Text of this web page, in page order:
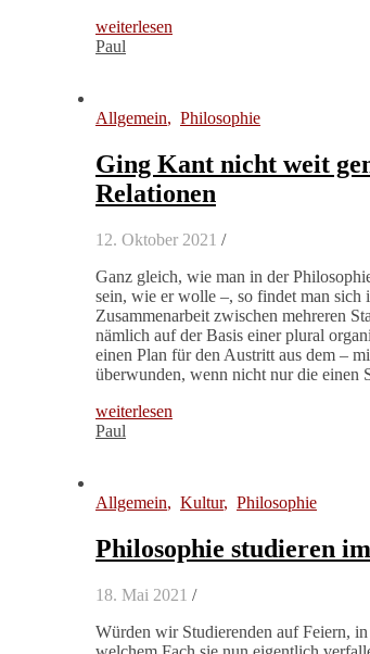
weiterlesen
Paul
Allgemein, Philosophie
Ging Kant nicht weit
Relationen
12. Oktober 2021 /
Ganz gleich, wie man in der
sein, wie er wolle –, so findet man sich
Zusammenarbeit zwischen mehreren
nämlich auf der Basis einer plural
einen Plan für den Austritt aus dem –
überwunden, wenn nicht nur die einen
weiterlesen
Paul
Allgemein, Kultur, Philosophie
Philosophie studieren
18. Mai 2021 /
Würden wir Studierenden auf Feiern,